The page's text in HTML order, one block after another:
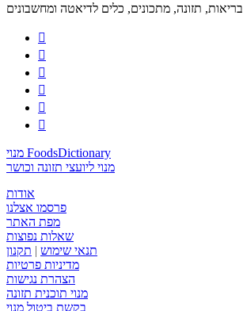
בריאות, תזונה, מתכונים, כלים לדיאטה ומחשבונים






מנוי FoodsDictionary
מנוי ליועצי תזונה וכושר
אודות
פרסמו אצלנו
מפת האתר
שאלות נפוצות
תנאי שימוש | תקנון
מדיניות פרטיות
הצהרת נגישות
מנוי תוכנית תזונה
בקשת ביטול מנוי